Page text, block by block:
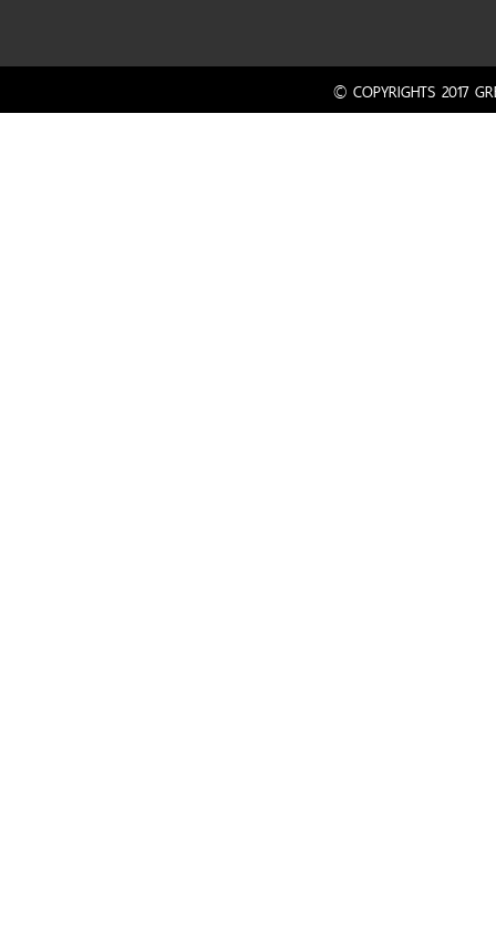
© COPYRIGHTS 2017